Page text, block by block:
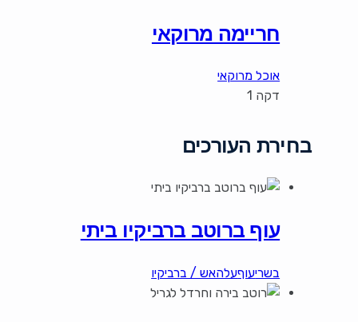
חריימה מרוקאי
אוכל מרוקאי
דקה 1
בחירת העורכים
עוף ברוטב ברביקיו ביתי
בשריעוףעלהאש / ברביקיו